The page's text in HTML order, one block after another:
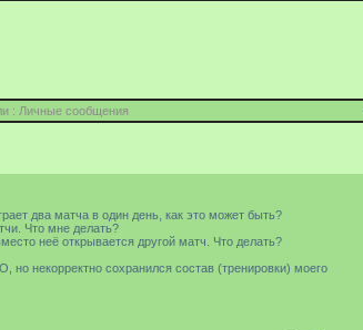
: Личные сообщения
два матча в один день, как это может быть?
Что мне делать?
неё открывается другой матч. Что делать?
но некорректно сохранился состав (тренировки) моего